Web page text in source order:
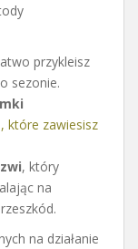
przykleisz
sezonie.
które zawiesisz
, który
na
na działanie